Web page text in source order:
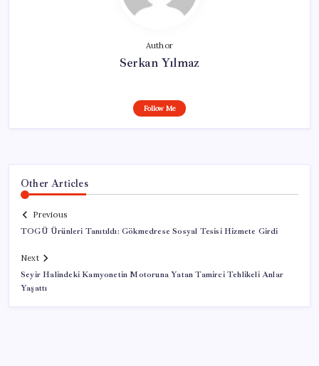
Author
Serkan Yılmaz
Follow Me
Other Articles
Previous
TOGÜ Ürünleri Tanıtıldı: Gökmedrese Sosyal Tesisi Hizmete Girdi
Next
Seyir Halindeki Kamyonetin Motoruna Yatan Tamirci Tehlikeli Anlar
Yaşattı